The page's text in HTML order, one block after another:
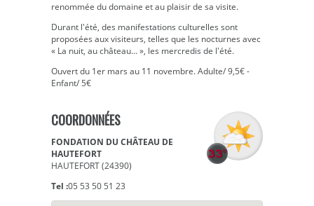
renommée du domaine et au plaisir de sa visite.
Durant l'été, des manifestations culturelles sont
proposées aux visiteurs, telles que les nocturnes avec
« La nuit, au château… », les mercredis de l'été.
Ouvert du 1er mars au 11 novembre. Adulte/ 9,5€ -
Enfant/ 5€
COORDONNÉES
FONDATION DU CHÂTEAU DE
HAUTEFORT
HAUTEFORT (24390)
Tel :05 53 50 51 23